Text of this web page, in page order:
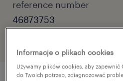
reference number
46873753
Informacje o plikach cookies
Używamy plików cookies, aby zapewnić
do Twoich potrzeb, zdiagnozować